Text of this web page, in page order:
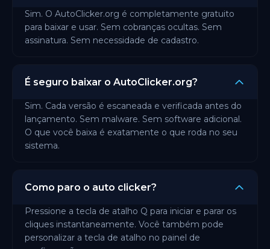
Sim. O AutoClicker.org é completamente gratuito
para baixar e usar. Sem cobranças ocultas. Sem
assinatura. Sem necessidade de cadastro.
É seguro baixar o AutoClicker.org?
Sim. Cada versão é escaneada e verificada antes do
lançamento. Sem malware. Sem software adicional.
O que você baixa é exatamente o que roda no seu
sistema.
Como paro o auto clicker?
Pressione a tecla de atalho Q para iniciar e parar os
cliques instantaneamente. Você também pode
personalizar a tecla de atalho no painel de